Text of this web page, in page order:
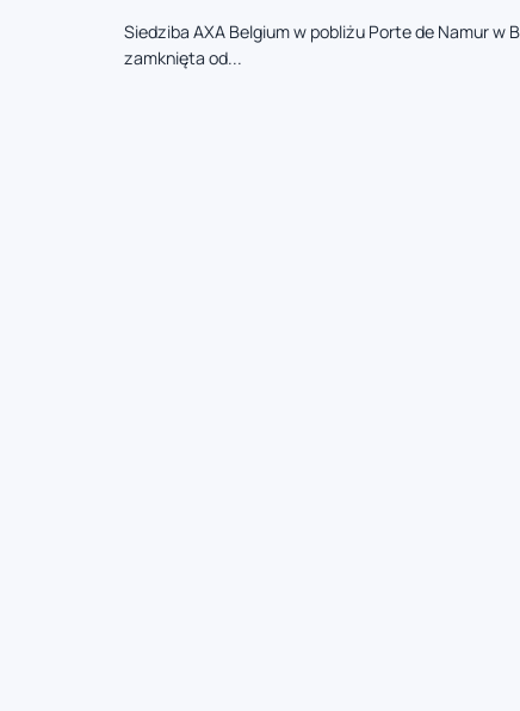
Siedziba AXA Belgium w pobliżu Porte de Namur w
zamknięta od...